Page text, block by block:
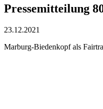
Pressemitteilung
23.12.2021
Marburg-Biedenkopf als